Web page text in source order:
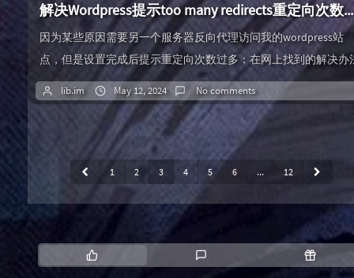
t=window.XMLHttpR...
解决Wordpress提示too many redirects重定向次数过多
因为某些原因需要另一个服务器反向代理访问我的wordpress站
点，但是设置完成后提示重定向次数过多：在网上找到的解决办
进行了尝试。尝试修复修改wp-config.php，添加代码：
$_SERVER['HTTPS'] = 'on'; define('FORCE_SSL_LOGIN', true);
define('FORCE_SSL_ADMIN', true);警告提示修复网站可以正常运行
lib.im May 12, 2024 No comments
1 2 3 4 5 6 ... 12
o
L
a
R
a